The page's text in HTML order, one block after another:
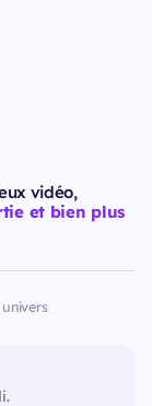
vidéo,
et bien plus